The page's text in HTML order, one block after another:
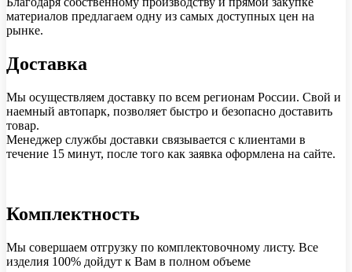
материалов предлагаем одну из самых доступных цен на
рынке.
Доставка
Мы осуществляем доставку по всем регионам России. Свой и
наемный автопарк, позволяет быстро и безопасно доставить
товар.
Менеджер службы доставки связывается с клиентами в
течение 15 минут, после того как заявка оформлена на сайте.
Комплектность
Мы совершаем отгрузку по комплектовочному листу. Все
изделия 100% дойдут к Вам в полном объеме